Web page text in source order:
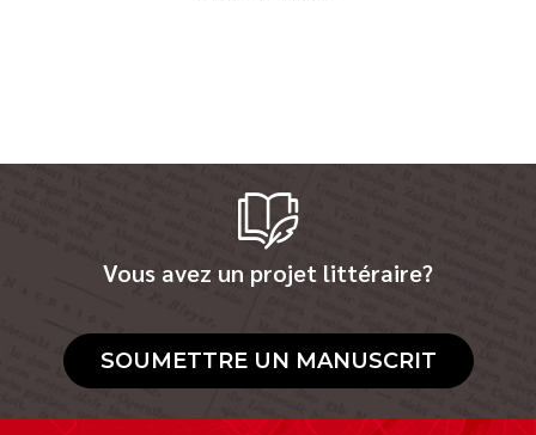
Vous avez un projet littéraire?
SOUMETTRE UN MANUSCRIT